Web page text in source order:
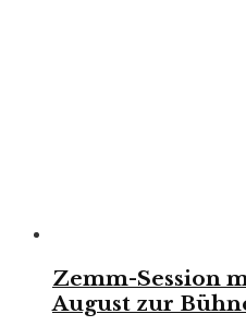
Zemm-Session
August zur